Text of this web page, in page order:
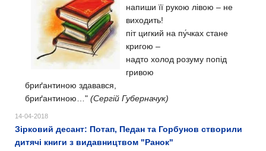
напиши її рукою лівою – не
виходить!
піт цигкий на пу́чках стане
кригою –
надто холод розуму попід
гривою
бриґантиною здавався,
бриґантиною…" (Сергій Губерначук)
14-04-2018
Зірковий десант: Потап, Педан та Горбунов створили
дитячі книги з видавництвом "Ранок"